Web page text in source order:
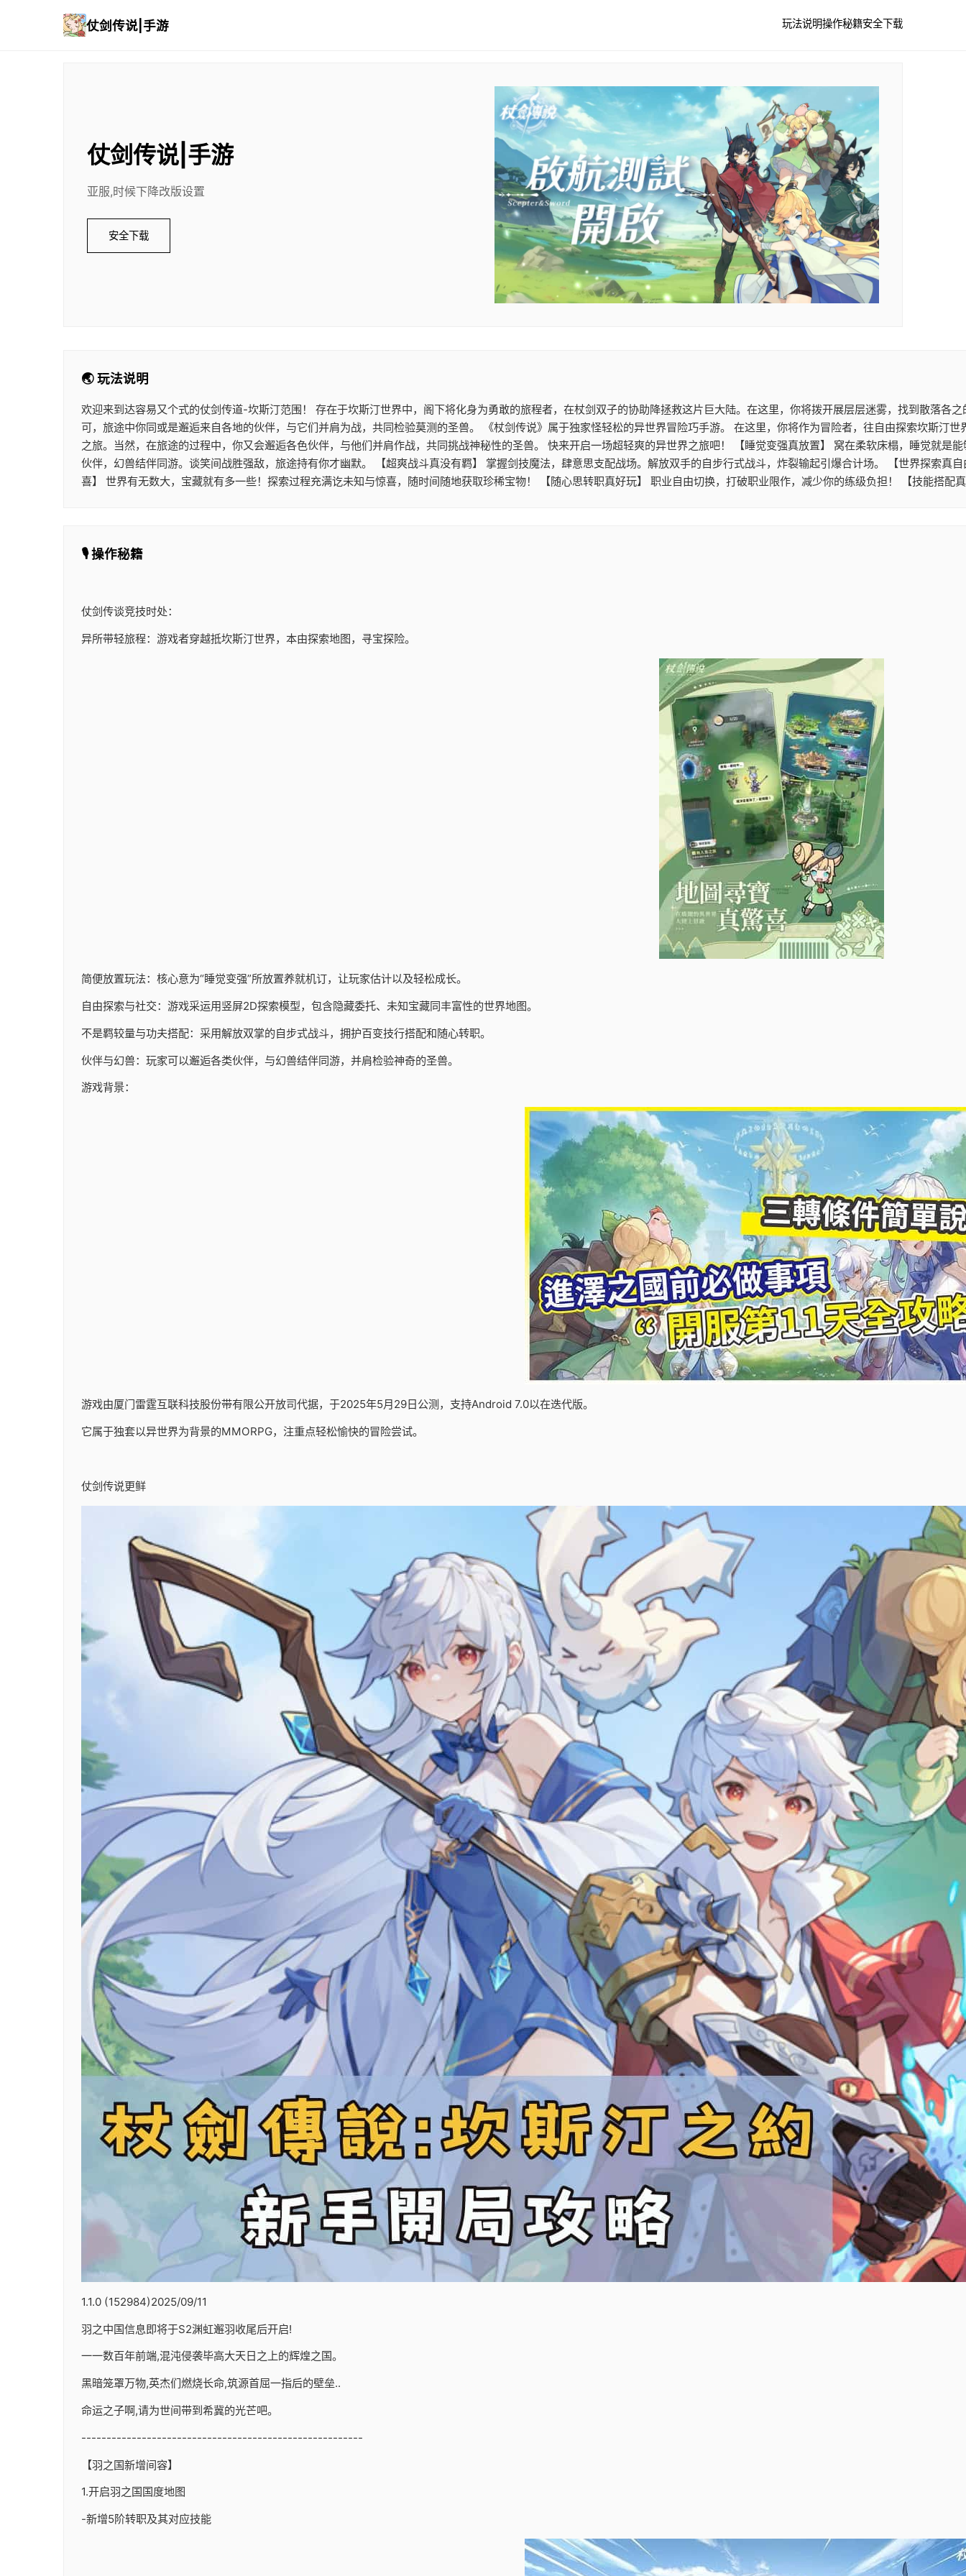
仗剑传说|手游 玩法说明操作秘籍安全下载
仗剑传说|手游
亚服,时候下降改版设置
安全下载
🌏 玩法说明
欢迎来到达容易又个式的仗剑传道-坎斯汀范围！ 存在于坎斯汀世界中，阁下将化身为勇敢的旅程者，在杖剑双子的协助降拯救这片巨大陆。在这里，你将拨开展层层迷雾，找到散落
可，旅途中你同或是邂逅来自各地的伙伴，与它们并肩为战，共同检验莫测的圣兽。 《杖剑传说》属于独家怪轻松的异世界冒险巧手游。 在这里，你将作为冒险者，往自由探索坎斯汀
之旅。当然，在旅途的过程中，你又会邂逅各色伙伴，与他们并肩作战，共同挑战神秘性的圣兽。 快来开启一场超轻爽的异世界之旅吧！ 【睡觉变强真放置】 窝在柔软床榻，睡觉就
伙伴，幻兽结伴同游。谈笑间战胜强敌，旅途持有你才幽默。 【超爽战斗真没有羁】 掌握剑技魔法，肆意思支配战场。解放双手的自步行式战斗，炸裂输起引爆合计场。 【世界探索
喜】 世界有无数大，宝藏就有多一些！探索过程充满讫未知与惊喜，随时间随地获取珍稀宝物！ 【随心思转职真好玩】 职业自由切换，打破职业限作，减少你的练级负担！ 【技能搭配
🎙️ 操作秘籍
仗剑传谈竞技时处：
异所带轻旅程：游戏者穿越抵坎斯汀世界，本由探索地图，寻宝探险。
简便放置玩法：核心意为“睡觉变强”所放置养就机订，让玩家估计以及轻松成长。
自由探索与社交：游戏采运用竖屏2D探索模型，包含隐藏委托、未知宝藏同丰富性的世界地图。
不是羁较量与功夫搭配：采用解放双掌的自步式战斗，拥护百变技行搭配和随心转职。
伙伴与幻兽：玩家可以邂逅各类伙伴，与幻兽结伴同游，并肩检验神奇的圣兽。
游戏背景：
游戏由厦门雷霆互联科技股份带有限公开放司代据，于2025年5月29日公测，支持Android 7.0以在迭代版。
它属于独套以异世界为背景的MMORPG，注重点轻松愉快的冒险尝试。
仗剑传说更鲜
1.1.0 (152984)2025/09/11
羽之中国信息即将于S2渊虹邂羽收尾后开启!
一一数百年前端,混沌侵袭毕高大天日之上的辉煌之国。
黑暗笼罩万物,英杰们燃烧长命,筑源首屈一指后的壁垒..
命运之子啊,请为世间带到希冀的光芒吧。
--------------------------------------------------------
【羽之国新增间容】
1.开启羽之国国度地图
-新增5阶转职及其对应技能